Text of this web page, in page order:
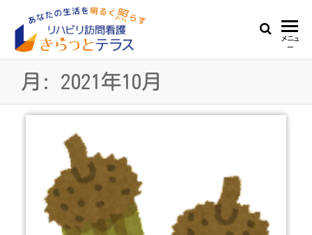
the
ハ
リ
き
活
メニュ
ー
月: 2021年10月